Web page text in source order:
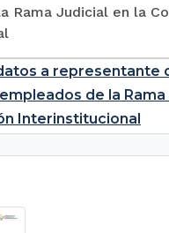
Rama Judicial en la
a representante
de la Rama
Interinstitucional